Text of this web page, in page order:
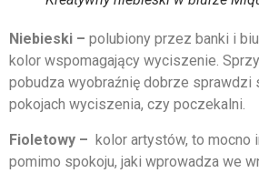
Niebieski – polubiony przez banki i
kolor wspomagający wyciszenie.
pobudza wyobraźnię dobrze sprawdzi
pokojach wyciszenia, czy poczekalni.
Fioletowy – kolor artystów, to mocno
pomimo spokoju, jaki wprowadza we